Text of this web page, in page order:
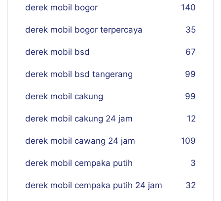
derek mobil bogor 140
derek mobil bogor terpercaya 35
derek mobil bsd 67
derek mobil bsd tangerang 99
derek mobil cakung 99
derek mobil cakung 24 jam 12
derek mobil cawang 24 jam 109
derek mobil cempaka putih 3
derek mobil cempaka putih 24 jam 32